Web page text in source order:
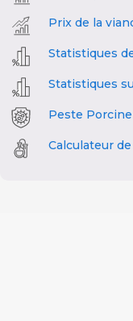
Prix de la
Statistiques
Statistiques
Peste
Calculateur